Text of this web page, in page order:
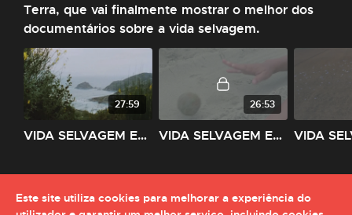
Terra, que vai finalmente mostrar o melhor dos
documentários sobre a vida selvagem.
27:59
VIDA SELVAGEM EP01_out.mov
26:53
VIDA SELVAGEM EP02_out.mov
Este site utiliza cookies para melhorar a experiência do